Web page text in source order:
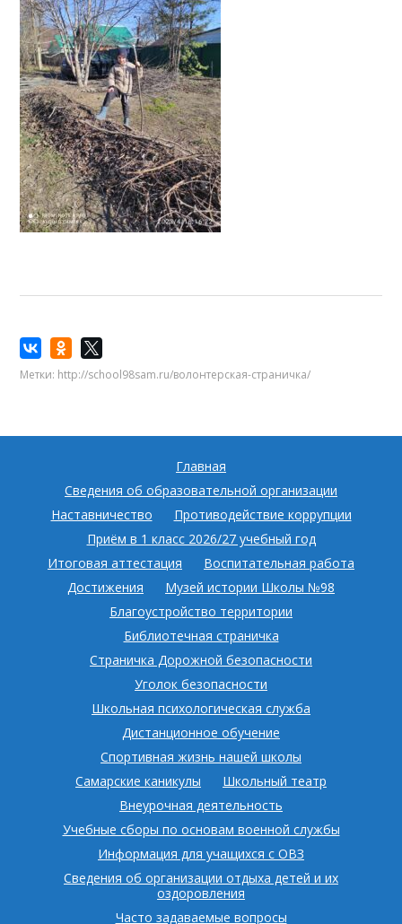
Метки: http://school98sam.ru/волонтерская-страничка/
Главная
Сведения об образовательной организации
Наставничество
Противодействие коррупции
Приём в 1 класс 2026/27 учебный год
Итоговая аттестация
Воспитательная работа
Достижения
Музей истории Школы №98
Благоустройство территории
Библиотечная страничка
Страничка Дорожной безопасности
Уголок безопасности
Школьная психологическая служба
Дистанционное обучение
Спортивная жизнь нашей школы
Самарские каникулы
Школьный театр
Внеурочная деятельность
Учебные сборы по основам военной службы
Информация для учащихся с ОВЗ
Сведения об организации отдыха детей и их
оздоровления
Часто задаваемые вопросы